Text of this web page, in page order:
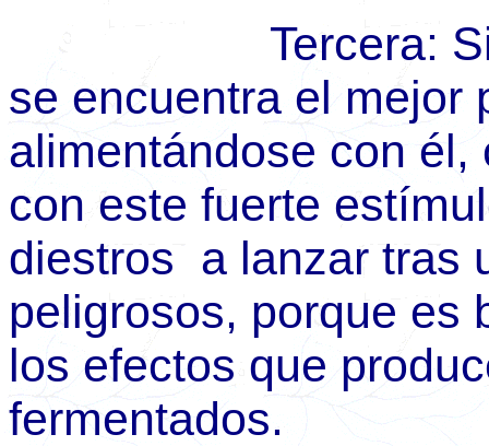
Tercera:
se encuentra el mejor
alimentándose con
con este fuerte
diestros a lanzar tras
peligrosos, porque es
los efectos que
fermentados.